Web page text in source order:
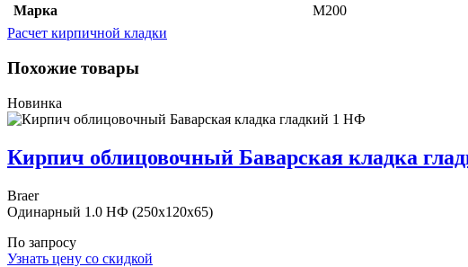
Марка
М200
Расчет кирпичной кладки
Похожие товары
Новинка
Кирпич облицовочный Баварская кладка
Braer
Одинарный 1.0 НФ (250x120x65)
По запросу
Узнать цену со скидкой